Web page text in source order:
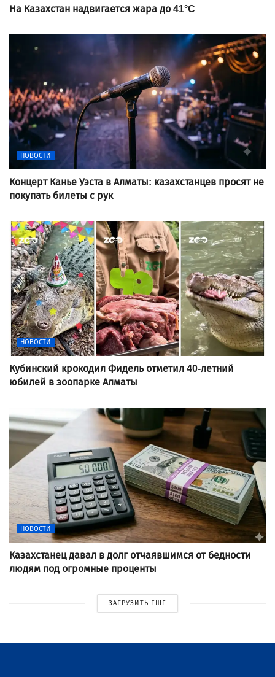
На Казахстан надвигается жара до 41°C
НОВОСТИ
Концерт Канье Уэста в Алматы: казахстанцев просят не
покупать билеты с рук
НОВОСТИ
Кубинский крокодил Фидель отметил 40-летний
юбилей в зоопарке Алматы
НОВОСТИ
Казахстанец давал в долг отчаявшимся от бедности
людям под огромные проценты
ЗАГРУЗИТЬ ЕЩЕ